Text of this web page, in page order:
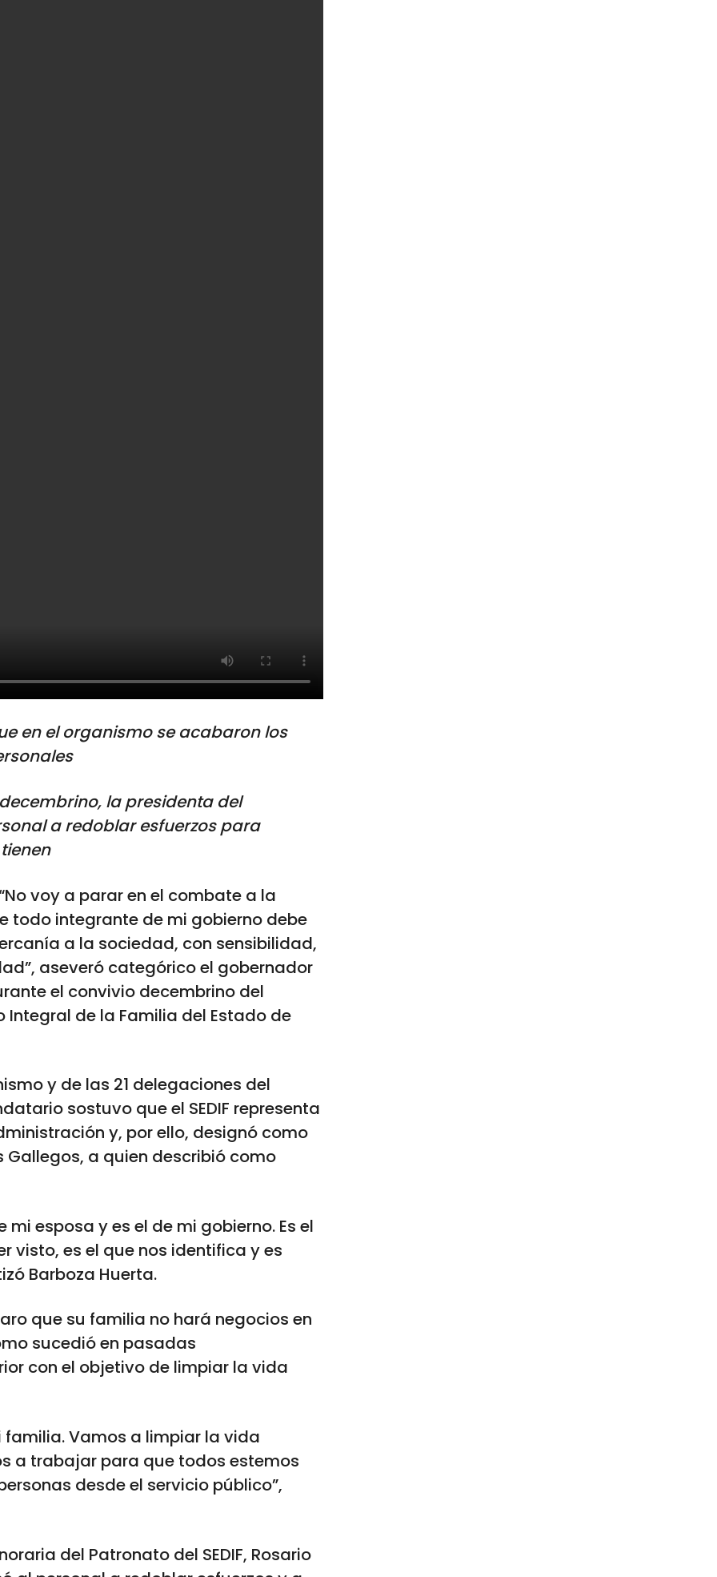
en el organismo se acabaron los
la presidenta del
a redoblar esfuerzos para
voy a parar en el combate a la
todo integrante de mi gobierno debe
a la sociedad, con sensibilidad,
aseveró categórico el gobernador
el convivio decembrino del
Integral de la Familia del Estado de
y de las 21 delegaciones del
sostuvo que el SEDIF representa
y, por ello, designó como
a quien describió como
mi esposa y es el de mi gobierno. Es el
visto, es el que nos identifica y es
Barboza Huerta.
que su familia no hará negocios en
sucedió en pasadas
con el objetivo de limpiar la vida
familia. Vamos a limpiar la vida
a trabajar para que todos estemos
desde el servicio público”,
del Patronato del SEDIF, Rosario